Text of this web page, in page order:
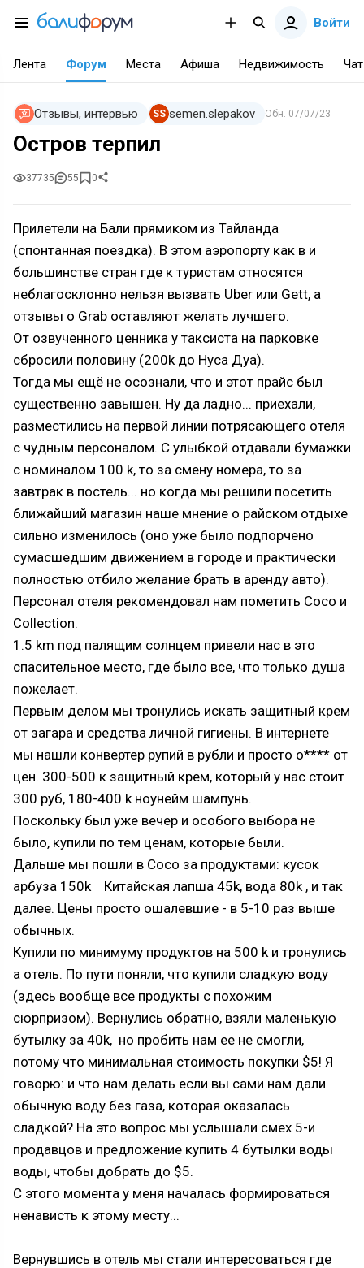
Войти
Лента Форум Места Афиша Недвижимость Чат
Отзывы, интервью SS semen.slepakov Обн. 07/07/23
Остров терпил
37735 55 0
Прилетели на Бали прямиком из Тайланда
(спонтанная поездка). В этом аэропорту как в и
большинстве стран где к туристам относятся
неблагосклонно нельзя вызвать Uber или Gett, а
отзывы о Grab оставляют желать лучшего.
От озвученного ценника у таксиста на парковке
сбросили половину (200k до Нуса Дуа).
Тогда мы ещё не осознали, что и этот прайс был
существенно завышен. Ну да ладно... приехали,
разместились на первой линии потрясающего отеля
с чудным персоналом. С улыбкой отдавали бумажки
с номиналом 100 k, то за смену номера, то за
завтрак в постель... но когда мы решили посетить
ближайший магазин наше мнение о райском отдыхе
сильно изменилось (оно уже было подпорчено
сумасшедшим движением в городе и практически
полностью отбило желание брать в аренду авто).
Персонал отеля рекомендовал нам пометить Coco и
Collection.
1.5 km под палящим солнцем привели нас в это
спасительное место, где было все, что только душа
пожелает.
Первым делом мы тронулись искать защитный крем
от загара и средства личной гигиены. В интернете
мы нашли конвертер рупий в рубли и просто о**** от
цен. 300-500 к защитный крем, который у нас стоит
300 руб, 180-400 k ноунейм шампунь.
Поскольку был уже вечер и особого выбора не
было, купили по тем ценам, которые были.
Дальше мы пошли в Coco за продуктами: кусок
арбуза 150k Китайская лапша 45k, вода 80k , и так
далее. Цены просто ошалевшие - в 5-10 раз выше
обычных.
Купили по минимуму продуктов на 500 k и тронулись
а отель. По пути поняли, что купили сладкую воду
(здесь вообще все продукты с похожим
сюрпризом). Вернулись обратно, взяли маленькую
бутылку за 40k, но пробить нам ее не смогли,
потому что минимальная стоимость покупки $5! Я
говорю: и что нам делать если вы сами нам дали
обычную воду без газа, которая оказалась
сладкой? На это вопрос мы услышали смех 5-и
продавцов и предложение купить 4 бутылки воды
воды, чтобы добрать до $5.
С этого момента у меня началась формироваться
ненависть к этому месту...
Вернувшись в отель мы стали интересоваться где